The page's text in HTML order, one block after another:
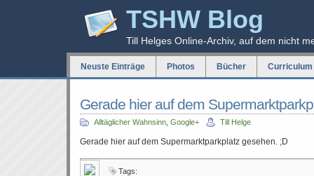
TSHW Blog
Till Helges Online-Archiv, auf dem nicht
Neuste Einträge Photos Bücher
Gerade hier auf dem
Alltäglicher Wahnsinn Google+ Till Helge
Gerade hier auf dem Supermarktparkplatz gesehen. ;D
Tags: